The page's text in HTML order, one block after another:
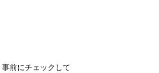
前にチェックして